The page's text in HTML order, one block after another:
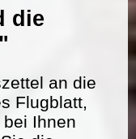
die
an die
Flugblatt,
Ihnen